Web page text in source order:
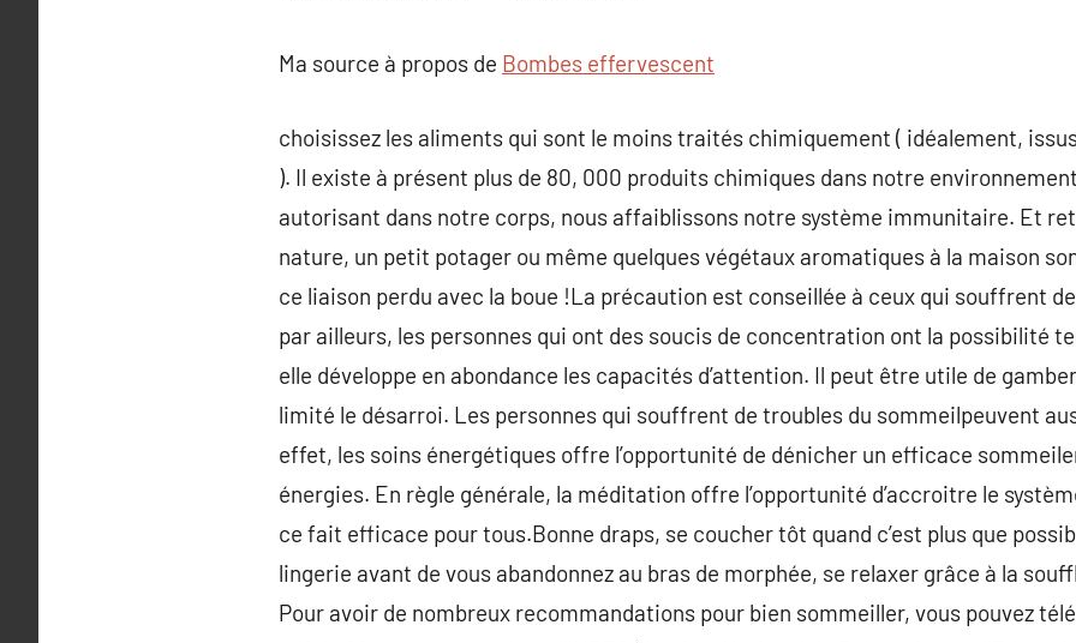
Ma source à propos de Bombes effervescent
choisissez les aliments qui sont le moins traités chimiquement ( idéalement,
). Il existe à présent plus de 80, 000 produits chimiques dans notre
autorisant dans notre corps, nous affaiblissons notre système immunitaire. Et
nature, un petit potager ou même quelques végétaux aromatiques à la maison
ce liaison perdu avec la boue !La précaution est conseillée à ceux qui souffrent
par ailleurs, les personnes qui ont des soucis de concentration ont la possibilité
elle développe en abondance les capacités d’attention. Il peut être utile de
limité le désarroi. Les personnes qui souffrent de troubles du sommeilpeuvent
effet, les soins énergétiques offre l’opportunité de dénicher un efficace
énergies. En règle générale, la méditation offre l’opportunité d’accroitre le
ce fait efficace pour tous.Bonne draps, se coucher tôt quand c’est plus que
lingerie avant de vous abandonnez au bras de morphée, se relaxer grâce à la
Pour avoir de nombreux recommandations pour bien sommeiller, vous pouvez